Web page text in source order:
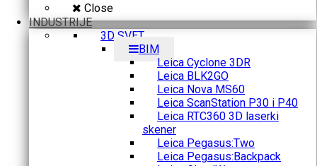
Close
INDUSTRIJE
3D SVET
BIM
Leica Cyclone 3DR
Leica BLK2GO
Leica Nova MS60
Leica ScanStation P30 i P40
Leica RTC360 3D laserki
skener
Leica Pegasus:Two
Leica Pegasus:Backpack